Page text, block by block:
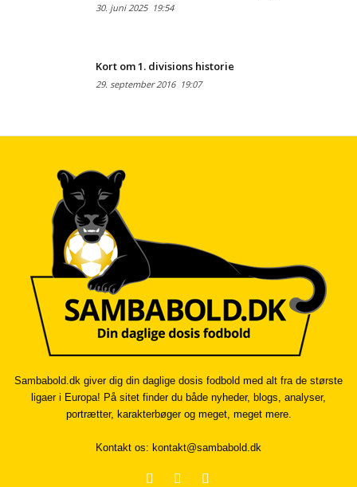
30. juni 202519:54
Kort om 1. divisions historie
29. september 201619:07
Sambabold.dk giver dig din daglige dosis fodbold med alt fra de største
ligaer i Europa! På sitet finder du både nyheder, blogs, analyser,
portrætter, karakterbøger og meget, meget mere.
Kontakt os: kontakt@sambabold.dk